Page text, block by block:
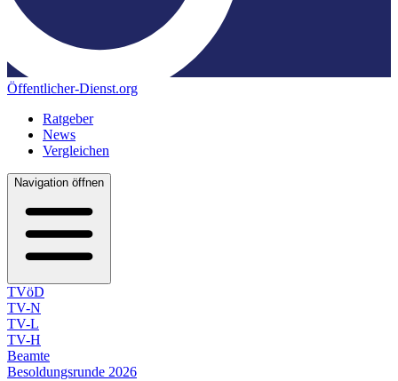
Öffentlicher-Dienst.org
Ratgeber
News
Vergleichen
Navigation öffnen
TVöD
TV-N
TV-L
TV-H
Beamte
Besoldungsrunde 2026